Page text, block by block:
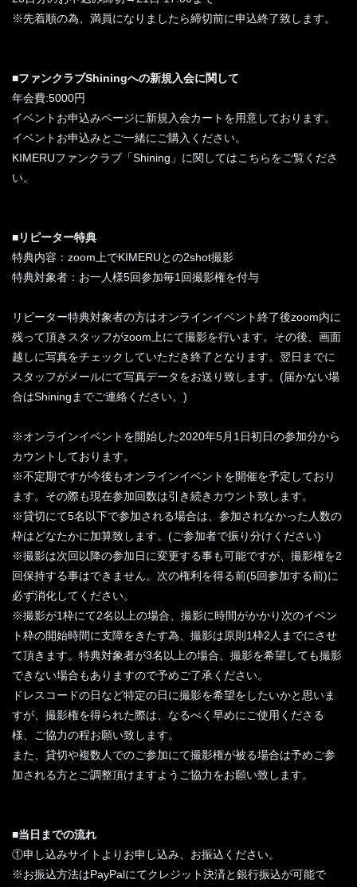
※先着順の為、満員になりましたら締切前に申込終了致します。
■ファンクラブShiningへの新規入会に関して
年会費:5000円
イベントお申込みページに新規入会カートを用意しております。
イベントお申込みとご一緒にご購入ください。
KIMERUファンクラブ「Shining」に関してはこちらをご覧くださ
い。
■リピーター特典
特典内容：zoom上でKIMERUとの2shot撮影
特典対象者：お一人様5回参加毎1回撮影権を付与
リピーター特典対象者の方はオンラインイベント終了後zoom内に
残って頂きスタッフがzoom上にて撮影を行います。その後、画面
越しに写真をチェックしていただき終了となります。翌日までに
スタッフがメールにて写真データをお送り致します。(届かない場
合はShiningまでご連絡ください。)
※オンラインイベントを開始した2020年5月1日初日の参加分から
カウントしております。
※不定期ですが今後もオンラインイベントを開催を予定しており
ます。その際も現在参加回数は引き続きカウント致します。
※貸切にて5名以下で参加される場合は、参加されなかった人数の
枠はどなたかに加算致します。(ご参加者で振り分けください)
※撮影は次回以降の参加日に変更する事も可能ですが、撮影権を2
回保持する事はできません。次の権利を得る前(5回参加する前)に
必ず消化してください。
※撮影が1枠にて2名以上の場合、撮影に時間がかかり次のイベン
ト枠の開始時間に支障をきたす為、撮影は原則1枠2人までにさせ
て頂きます。特典対象者が3名以上の場合、撮影を希望しても撮影
できない場合もありますので予めご了承ください。
ドレスコードの日など特定の日に撮影を希望をしたいかと思いま
すが、撮影権を得られた際は、なるべく早めにご使用くださる
様、ご協力の程お願い致します。
また、貸切や複数人でのご参加にて撮影権が被る場合は予めご参
加される方とご調整頂けますようご協力をお願い致します。
■当日までの流れ
①申し込みサイトよりお申し込み、お振込ください。
※お振込方法はPayPalにてクレジット決済と銀行振込が可能で